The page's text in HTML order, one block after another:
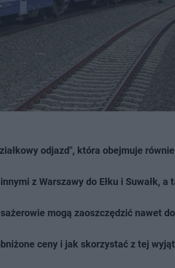
odjazd", która obejmuje
z Warszawy do Ełku i Suwałk, a
mogą zaoszczędzić nawet
ceny i jak skorzystać z tej